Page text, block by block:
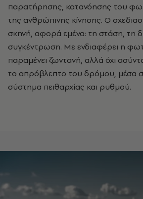
παρατήρησης, κατανόησης του
της ανθρώπινης κίνησης. Ο
σκηνή, αφορά εμένα: τη στάση, τη
συγκέντρωση. Με ενδιαφέρει η
παραμένει ζωντανή, αλλά όχι
το απρόβλεπτο του δρόμου, μέσα
σύστημα πειθαρχίας και ρυθμού.